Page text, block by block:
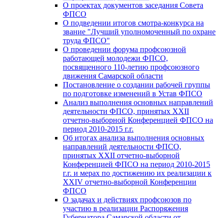
О проектах документов заседания Совета
ФПСО
О подведении итогов смотра-конкурса на
звание "Лучший уполномоченный по охране
труда ФПСО"
О проведении форума профсоюзной
работающей молодежи ФПСО,
посвященного 110-летию профсоюзного
движения Самарской области
Постановление о создании рабочей группы
по подготовке изменений в Устав ФПСО
Анализ выполнения основных направлений
деятельности ФПСО, принятых XXII
отчетно-выборной Конференцией ФПСО на
период 2010-2015 г.г.
Об итогах анализа выполнения основных
направлений деятельности ФПСО,
принятых XXII отчетно-выборной
Конференцией ФПСО на период 2010-2015
г.г. и мерах по достижению их реализации к
XXIV отчетно-выборной Конференции
ФПСО
О задачах и действиях профсоюзов по
участию в реализации Распоряжения